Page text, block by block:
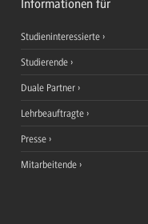
Informationen für
Studieninteressierte
Studierende
Duale Partner
Lehrbeauftragte
Presse
Mitarbeitende